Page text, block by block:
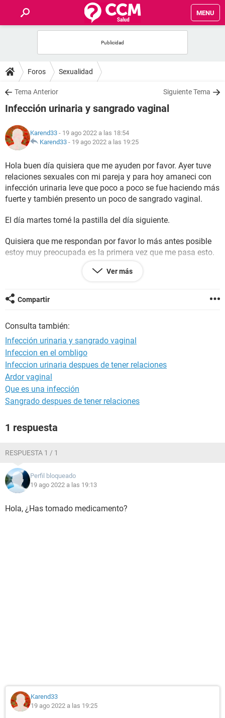
MENU
FOROS
SALUD
NUTRICIÓN
BIENESTAR
SEXUALIDAD
GLOSARIO
Foros Sexualidad
Tema Anterior Siguiente Tema
Infección urinaria y sangrado vaginal
Karend33 - 19 ago 2022 a las 18:54
Karend33 - 19 ago 2022 a las 19:25
Hola buen día quisiera que me ayuden por favor. Ayer tuve
relaciones sexuales con mi pareja y para hoy amaneci con
infección urinaria leve que poco a poco se fue haciendo más
fuerte y también presento un poco de sangrado vaginal.
El día martes tomé la pastilla del día siguiente.
Quisiera que me respondan por favor lo más antes posible
estoy muy preocupada es la primera vez que me pasa esto.
Ver más
Compartir
Consulta también:
Infección urinaria y sangrado vaginal
Infeccion en el ombligo
Infeccion urinaria despues de tener relaciones
Ardor vaginal
Que es una infección
Sangrado despues de tener relaciones
1 respuesta
RESPUESTA 1 / 1
Perfil bloqueado
19 ago 2022 a las 19:13
Hola, ¿Has tomado medicamento?
Karend33
19 ago 2022 a las 19:25